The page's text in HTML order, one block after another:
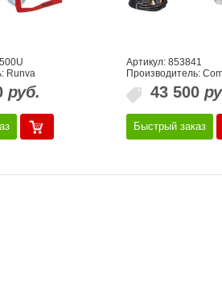
Runva
руб.
Артикул: 853841
Производитель:
43 500
Быстрый заказ